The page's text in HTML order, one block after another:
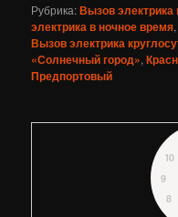
Рубрика:Вызов электрика
электрика в ночное время
Вызов электрика
«Солнечный город»,
Предпортовый